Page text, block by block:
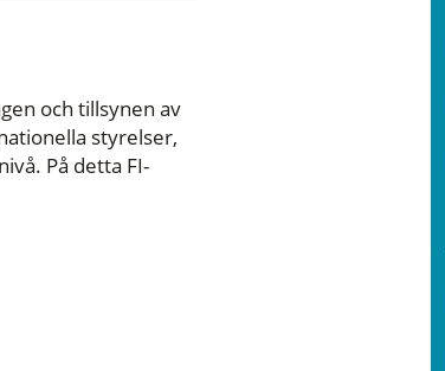
och tillsynen av
styrelser,
På detta FI-